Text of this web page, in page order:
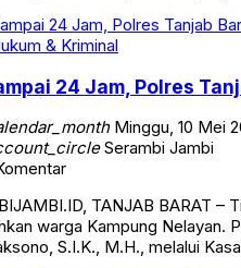
& Kriminal
24 Jam, Polres
Minggu, 10 Mei
Serambi Jambi
TANJAB BARAT –
warga Kampung Nelayan.
S.I.K., M.H., melalui